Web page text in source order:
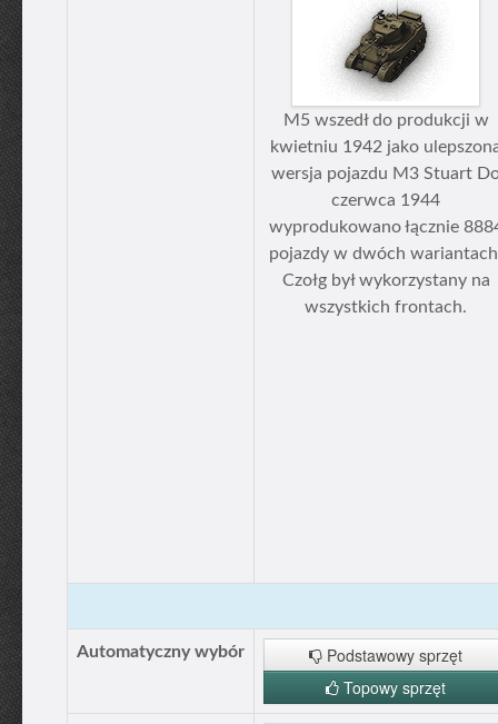
M5 wszedł do produkcji w
kwietniu 1942 jako
wersja pojazdu M3 Stuart
czerwca 1944
wyprodukowano łącznie
pojazdy w dwóch
Czołg był wykorzystany na
wszystkich frontach.
Automatyczny wybór
Podstawowy sprzęt
Topowy sprzęt